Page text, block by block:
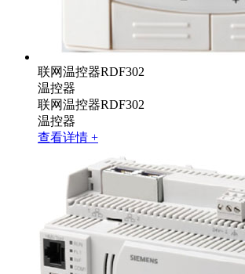
联网温控器RDF302
温控器
联网温控器RDF302
温控器
查看详情 +